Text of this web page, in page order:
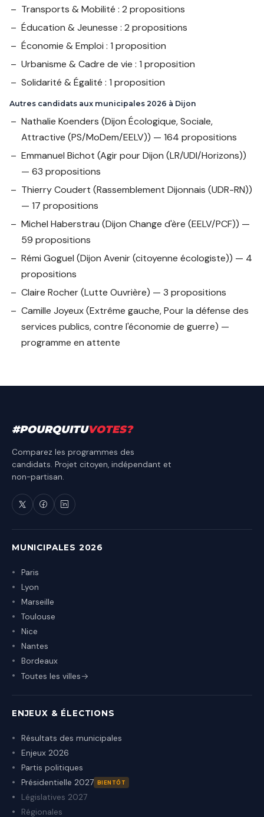
Transports & Mobilité : 2 propositions
Éducation & Jeunesse : 2 propositions
Économie & Emploi : 1 proposition
Urbanisme & Cadre de vie : 1 proposition
Solidarité & Égalité : 1 proposition
Autres candidats aux municipales 2026 à Dijon
Nathalie Koenders (Dijon Écologique, Sociale,
Attractive (PS/MoDem/EELV)) — 164 propositions
Emmanuel Bichot (Agir pour Dijon (LR/UDI/Horizons))
— 63 propositions
Thierry Coudert (Rassemblement Dijonnais (UDR-RN))
— 17 propositions
Michel Haberstrau (Dijon Change d'ère (EELV/PCF)) —
59 propositions
Rémi Goguel (Dijon Avenir (citoyenne écologiste)) — 4
propositions
Claire Rocher(Lutte Ouvrière) — 3 propositions
Camille Joyeux(Extrême gauche, Pour la défense des
services publics, contre l'économie de guerre) —
programme en attente
#POURQUITUVOTES?
Comparez les programmes des
candidats. Projet citoyen, indépendant et
non-partisan.
MUNICIPALES 2026
Paris
Lyon
Marseille
Toulouse
Nice
Nantes
Bordeaux
Toutes les villes
ENJEUX & ÉLECTIONS
Résultats des municipales
Enjeux 2026
Partis politiques
Présidentielle 2027 BIENTÔT
Législatives 2027
Régionales